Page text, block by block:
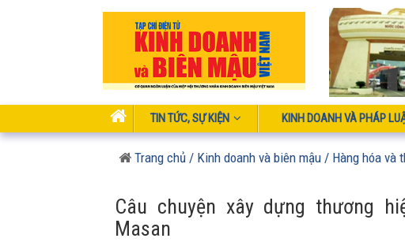
TIN TỨC, SỰ KIỆN KINH DOANH VÀ PHÁP
Trang chủ / Kinh doanh và biên mậu / Hàng hóa và
Câu chuyện xây dựng thương
Masan